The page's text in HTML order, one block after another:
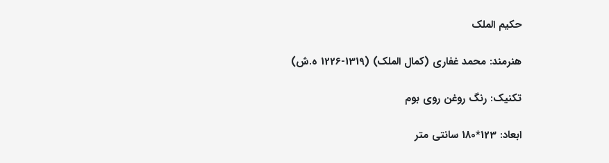
حکیم الملک
هنرمند: محمد غفاری (کمال الملک) (1319-1226 ه.ش)
تکنیک: رنگ روغن روی بوم
ابعاد: 123*180 سانتی متر